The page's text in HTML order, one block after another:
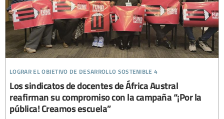
lograr el objetivo de desarrollo sostenible 4
Los sindicatos de docentes de África Austral
reafirman su compromiso con la campaña “¡Por la
pública! Creamos escuela”